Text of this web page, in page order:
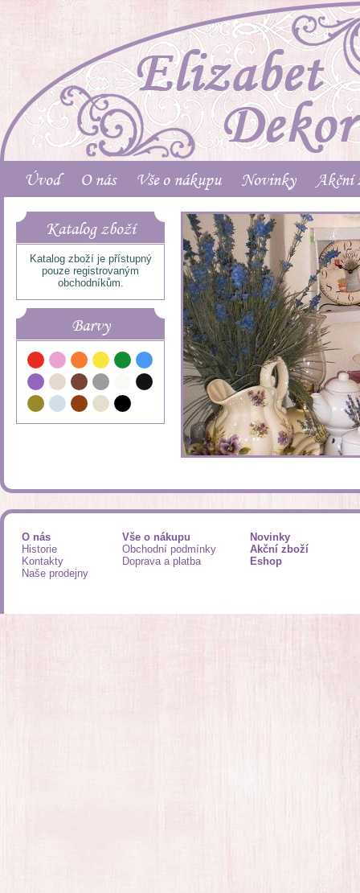
Úvod O nás Vše o nákupu Novinky Akční
Katalog zboží
Katalog zboží je přístupný
pouze registrovaným
obchodníkům.
Barvy
O nás
Historie
Kontakty
Naše prodejny
Vše o nákupu
Obchodní podmínky
Doprava a platba
Novinky
Akční zboží
Eshop